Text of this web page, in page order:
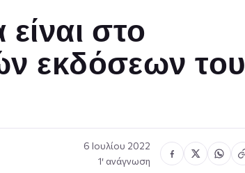
στο
εκδόσεων του
6 Ιουλίου 2022
1′ ανάγνωση